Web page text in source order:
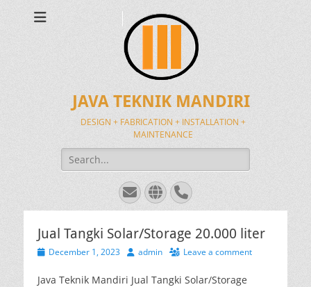
JAVA TEKNIK MANDIRI
DESIGN + FABRICATION + INSTALLATION +
MAINTENANCE
Search
for:
EmailWebsite
Phone
Jual Tangki Solar/Storage 20.000 liter
PostedDecember 1, 2023 Author
admin Leave a comment
Java Teknik Mandiri Jual Tangki Solar/Storage